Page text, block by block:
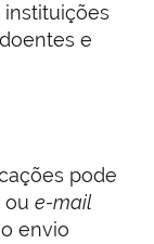
instituições
e
pode
ou e-mail
envio